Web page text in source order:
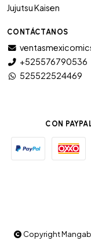
Jujutsu Kaisen
CONTÁCTANOS
+525576790536
525522524469
CON
Copyright